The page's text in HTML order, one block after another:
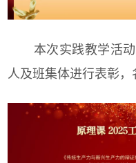
本次实践教学活
人及班集体进行表彰，